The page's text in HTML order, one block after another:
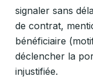
signaler sans
de contrat,
bénéficiaire
déclencher la
injustifiée.